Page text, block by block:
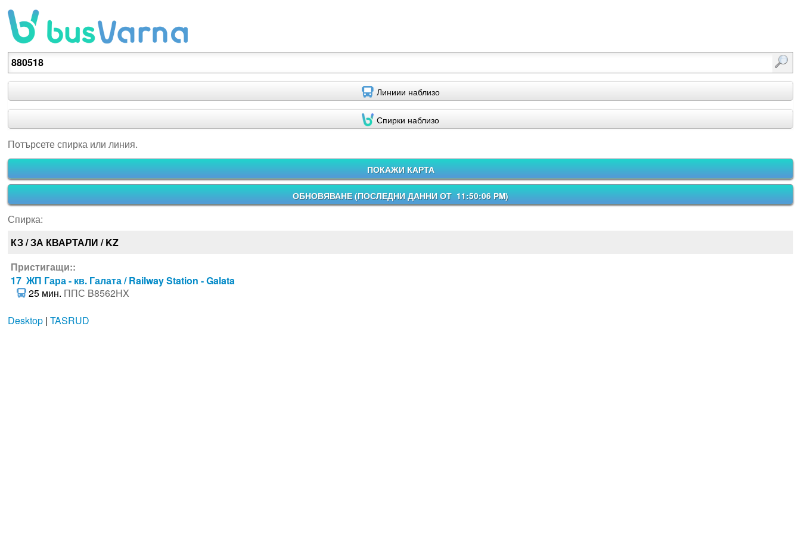
Потърсете спирка или линия.
Линиии наблизо
Спирки наблизо
Потърсете спирка или линия.
ПОКАЖИ КАРТА
ОБНОВЯВАНЕ (ПОСЛЕДНИ ДАННИ ОТ 11:50:06 PM)
Спирка:
КЗ / ЗА КВАРТАЛИ / KZ
Пристигащи::
17 ЖП Гара - кв. Галата / Railway Station - Galata
25 мин. ППС B8562HX
Desktop| TASRUD